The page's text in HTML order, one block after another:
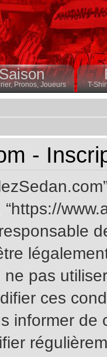
Pronos, Joueurs T-
-
“https://
pas
ces
informer